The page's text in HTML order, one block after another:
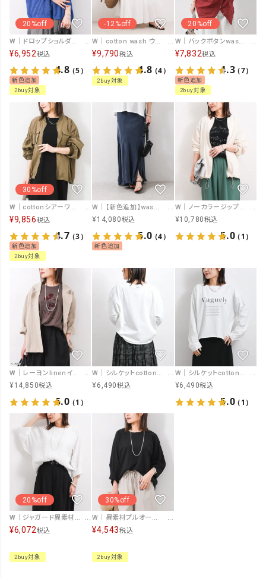
20%off
W｜ドロップショルダーペーパーヤーンニット [[194-39459]][F]
¥6,952税込
4.8（5）
新色追加
2buy対象
-12%off
W｜cotton wash ウエストリブスカート [[IZK24025]][F]
¥9,790税込
4.8（4）
2buy対象
20%off
W｜バックボタンwashリネンシャツ [[IZK25038-26SS]][F]
¥7,832税込
4.3（7）
新色追加
2buy対象
30%off
W｜cottonシアーワークブルゾン [[IZK25118]][F]
¥9,856税込
4.7（3）
新色追加
2buy対象
W｜【新色追加】washセミフレアスカート [[IZK24050-1]][F]
¥14,080税込
5.0（4）
新色追加
W｜ノーカラージップブルゾン [[IZK25114]][F]
¥10,780税込
5.0（1）
¥14,850税込
5.0（1）
¥6,490税込 ¥6,490税込
5.0（1）
20%off
W｜ジャガード異素材プルオーバー [[IZK25116]][F]
¥6,072税込
2buy対象
30%off
W｜異素材プルオーバー [[IZK25115]][F]
¥4,543税込
2buy対象